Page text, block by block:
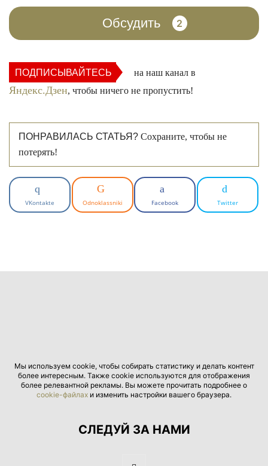
Обсудить 2
ПОДПИСЫВАЙТЕСЬ на наш канал в
Яндекс.Дзен, чтобы ничего не пропустить!
ПОНРАВИЛАСЬ СТАТЬЯ? Сохраните, чтобы не
потерять!
VKontakte Odnoklassniki Facebook Twitter
Мы используем cookie, чтобы собирать статистику и делать контент
более интересным. Также cookie используются для отображения
более релевантной рекламы. Вы можете прочитать подробнее о
cookie-файлах и изменить настройки вашего браузера.
СЛЕДУЙ ЗА НАМИ